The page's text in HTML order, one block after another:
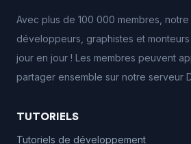
Avec plus de 100 000 membres,
développeurs, graphistes et
jour en jour ! Les membres peuvent
partager ensemble sur notre serveur
TUTORIELS
Tutoriels de développement